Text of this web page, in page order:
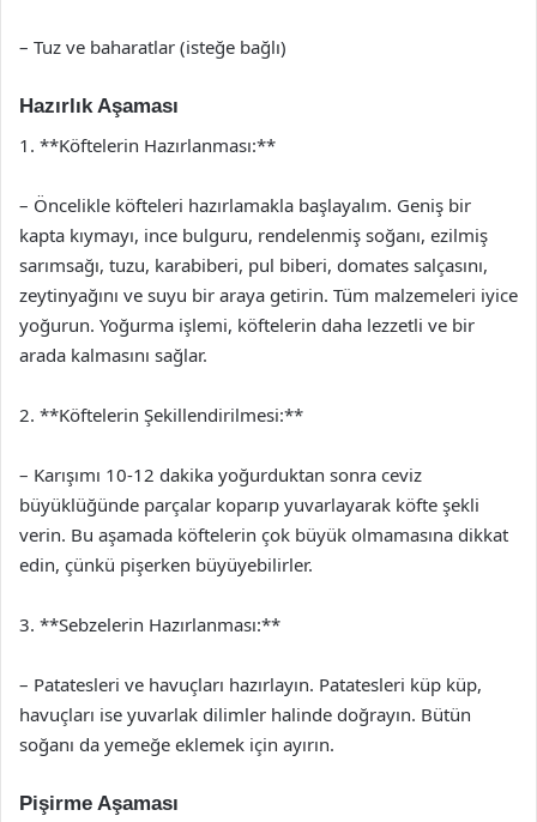
– Tuz ve baharatlar (isteğe bağlı)
Hazırlık Aşaması
1. **Köftelerin Hazırlanması:**
– Öncelikle köfteleri hazırlamakla başlayalım. Geniş bir
kapta kıymayı, ince bulguru, rendelenmiş soğanı, ezilmiş
sarımsağı, tuzu, karabiberi, pul biberi, domates salçasını,
zeytinyağını ve suyu bir araya getirin. Tüm malzemeleri iyice
yoğurun. Yoğurma işlemi, köftelerin daha lezzetli ve bir
arada kalmasını sağlar.
2. **Köftelerin Şekillendirilmesi:**
– Karışımı 10-12 dakika yoğurduktan sonra ceviz
büyüklüğünde parçalar koparıp yuvarlayarak köfte şekli
verin. Bu aşamada köftelerin çok büyük olmamasına dikkat
edin, çünkü pişerken büyüyebilirler.
3. **Sebzelerin Hazırlanması:**
– Patatesleri ve havuçları hazırlayın. Patatesleri küp küp,
havuçları ise yuvarlak dilimler halinde doğrayın. Bütün
soğanı da yemeğe eklemek için ayırın.
Pişirme Aşaması